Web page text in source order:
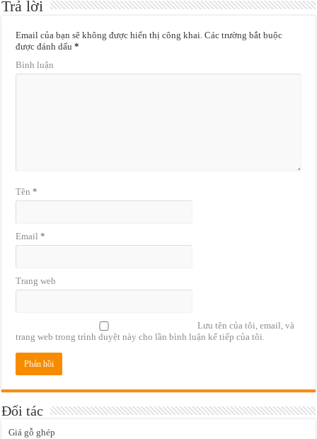
Trả lời
Email của bạn sẽ không được hiển thị công khai. Các trường bắt buộc
được đánh dấu*
Bình luận
Tên*
Email*
Trang web
Lưu tên của tôi, email, và
trang web trong trình duyệt này cho lần bình luận kế tiếp của tôi.
Đối tác
Giá gỗ ghép